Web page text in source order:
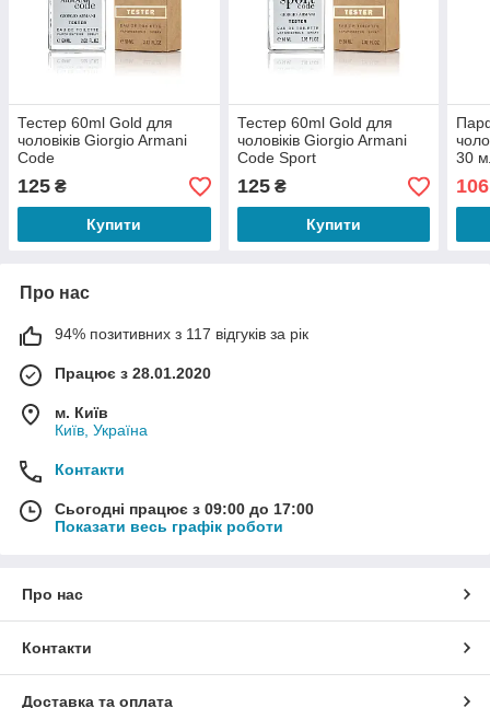
Тестер 60ml Gold для
чоловіків Giorgio Armani
Code
125 ₴
Купити
Тестер 60ml Gold для
чоловіків Giorgio Armani
Code Sport
125₴
Купити
30
Gio
106
Про нас
94% позитивних з 117 відгуків за рік
Працює з 28.01.2020
м. Київ
Київ, Україна
Контакти
Сьогодні працює з 09:00 до 17:00
Показати весь графік роботи
Про нас
Контакти
Доставка та оплата